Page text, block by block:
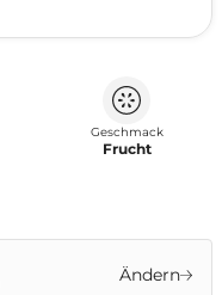
Geschmack
Frucht
Ändern